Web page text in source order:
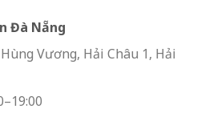
Đà Nẵng
Vương, Hải Châu 1, Hải